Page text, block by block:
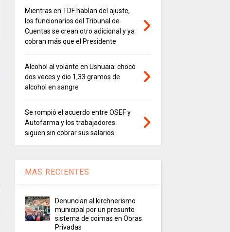
Mientras en TDF hablan del ajuste,
los funcionarios del Tribunal de
Cuentas se crean otro adicional y ya
cobran más que el Presidente
Alcohol al volante en Ushuaia: chocó
dos veces y dio 1,33 gramos de
alcohol en sangre
Se rompió el acuerdo entre OSEF y
Autofarma y los trabajadores
siguen sin cobrar sus salarios
MAS RECIENTES
Denuncian al kirchnerismo
municipal por un presunto
sistema de coimas en Obras
Privadas